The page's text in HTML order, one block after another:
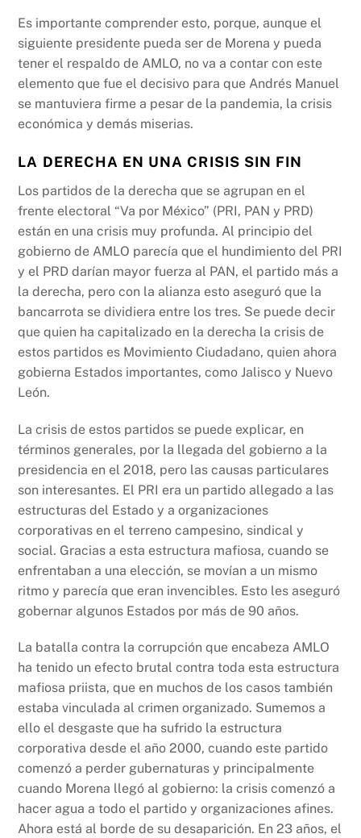
Es importante comprender esto, porque, aunque el
siguiente presidente pueda ser de Morena y pueda
tener el respaldo de AMLO, no va a contar con este
elemento que fue el decisivo para que Andrés Manuel
se mantuviera firme a pesar de la pandemia, la crisis
económica y demás miserias.
LA DERECHA EN UNA CRISIS SIN FIN
Los partidos de la derecha que se agrupan en el
frente electoral “Va por México” (PRI, PAN y PRD)
están en una crisis muy profunda. Al principio del
gobierno de AMLO parecía que el hundimiento del PRI
y el PRD darían mayor fuerza al PAN, el partido más a
la derecha, pero con la alianza esto aseguró que la
bancarrota se dividiera entre los tres. Se puede decir
que quien ha capitalizado en la derecha la crisis de
estos partidos es Movimiento Ciudadano, quien ahora
gobierna Estados importantes, como Jalisco y Nuevo
León.
La crisis de estos partidos se puede explicar, en
términos generales, por la llegada del gobierno a la
presidencia en el 2018, pero las causas particulares
son interesantes. El PRI era un partido allegado a las
estructuras del Estado y a organizaciones
corporativas en el terreno campesino, sindical y
social. Gracias a esta estructura mafiosa, cuando se
enfrentaban a una elección, se movían a un mismo
ritmo y parecía que eran invencibles. Esto les aseguró
gobernar algunos Estados por más de 90 años.
La batalla contra la corrupción que encabeza AMLO
ha tenido un efecto brutal contra toda esta estructura
mafiosa priista, que en muchos de los casos también
estaba vinculada al crimen organizado. Sumemos a
ello el desgaste que ha sufrido la estructura
corporativa desde el año 2000, cuando este partido
comenzó a perder gubernaturas y principalmente
cuando Morena llegó al gobierno: la crisis comenzó a
hacer agua a todo el partido y organizaciones afines.
Ahora está al borde de su desaparición. En 23 años, el